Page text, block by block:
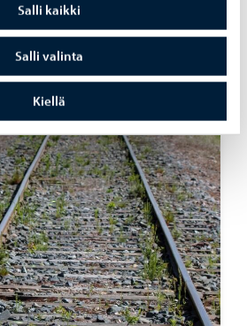
Salli kaikki
Salli valinta
Kiellä